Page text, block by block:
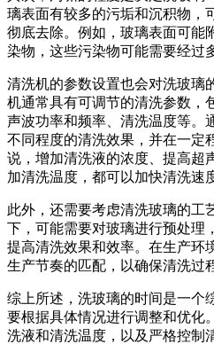
璃表面有较多的污垢和沉积物，
彻底去除。例如，玻璃表面可能
染物，这些污染物可能需要经过
清洗机的参数设置也会对洗玻璃
机通常具有可调节的清洗参数，
声波功率和频率、清洗温度等。
不同程度的清洗效果，并在一定
说，增加清洗液的浓度、提高超
加清洗温度，都可以加快清洗速
此外，还需要考虑清洗玻璃的工
下，可能需要对玻璃进行预处理
提高清洗效果和效率。在生产环
生产节奏的匹配，以确保清洗过
综上所述，洗玻璃的时间是一个
要根据具体情况进行调整和优化
洗液和清洗温度，以及严格控制